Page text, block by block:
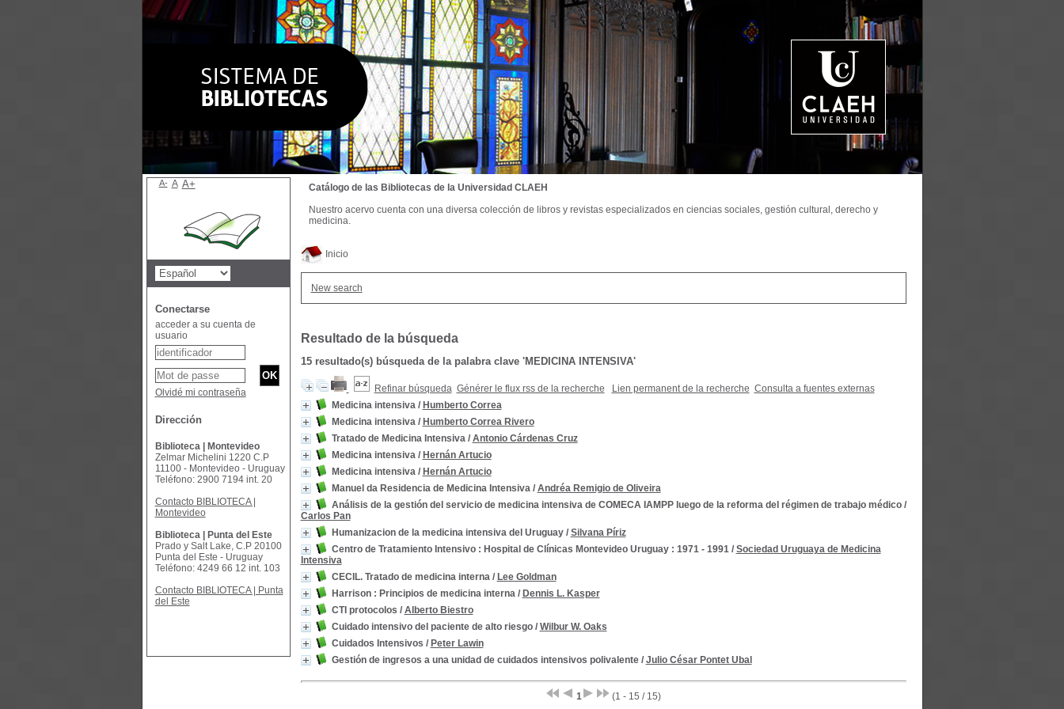
Inicio
New search
Resultado de la búsqueda
15 resultado(s) búsqueda de la palabra clave 'MEDICINA INTENSIVA'
Refinar búsqueda Générer le flux rss de la recherche Lien permanent de la recherche Consulta a fuentes externas
Medicina intensiva/ Humberto Correa
Medicina intensiva/ Humberto Correa Rivero
Tratado de Medicina Intensiva/ Antonio Cárdenas Cruz
Medicina intensiva/ Hernán Artucio
Medicina intensiva/ Hernán Artucio
Manuel da Residencia de Medicina Intensiva/ Andréa Remigio de Oliveira
Análisis de la gestión del servicio de medicina intensiva de COMECA IAMPP luego de la reforma del régimen de trabajo médico/
Carlos Pan
Humanizacion de la medicina intensiva del Uruguay/ Silvana Píriz
Centro de Tratamiento Intensivo : Hospital de Clínicas Montevideo Uruguay : 1971 - 1991/ Sociedad Uruguaya de Medicina
Intensiva
CECIL. Tratado de medicina interna/ Lee Goldman
Harrison : Principios de medicina interna/ Dennis L. Kasper
CTI protocolos / Alberto Biestro
Cuidado intensivo del paciente de alto riesgo/ Wilbur W. Oaks
Cuidados Intensivos / Peter Lawin
Gestión de ingresos a una unidad de cuidados intensivos polivalente/ Julio César Pontet Ubal
1 (1 - 15 / 15)
Catálogo de las Bibliotecas de la Universidad CLAEH
Nuestro acervo cuenta con una diversa colección de libros y revistas especializados en ciencias sociales, gestión cultural, derecho y
medicina.
A- A A+
Conectarse
acceder a su cuenta de
usuario
Olvidé mi contraseña
Dirección
Biblioteca | Montevideo
Zelmar Michelini 1220 C.P
11100 - Montevideo - Uruguay
Teléfono: 2900 7194 int. 20
Contacto BIBLIOTECA |
Montevideo
Biblioteca | Punta del Este
Prado y Salt Lake, C.P 20100
Punta del Este - Uruguay
Teléfono: 4249 66 12 int. 103
Contacto BIBLIOTECA | Punta
del Este